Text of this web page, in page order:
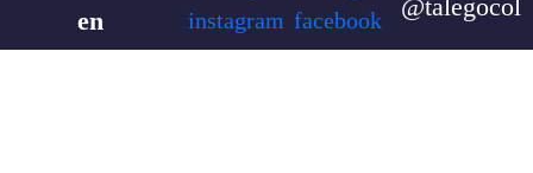
en
@talegocol